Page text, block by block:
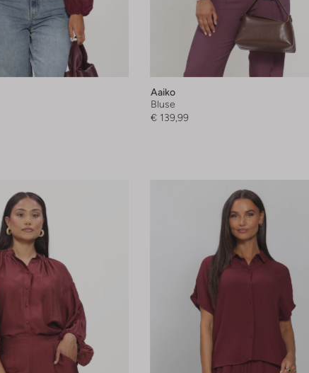
Aaiko
Bluse
€ 139,99